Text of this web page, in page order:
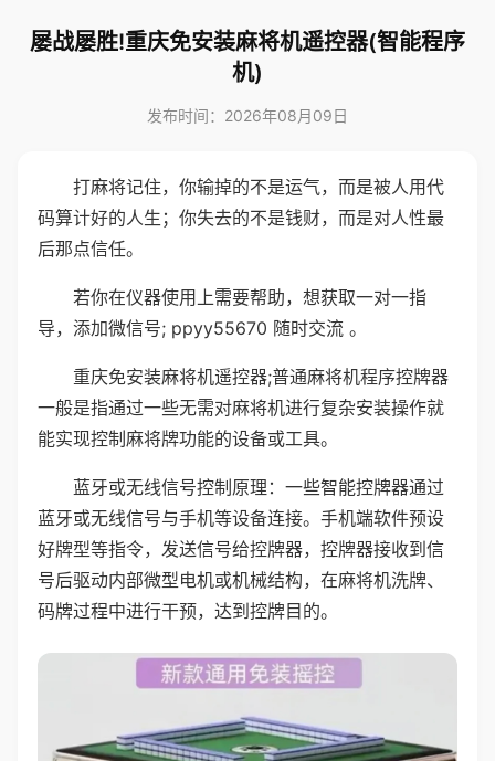
屡战屡胜!重庆免安装麻将机遥控器(智能程序
机)
发布时间：2026年08月09日
打麻将记住，你输掉的不是运气，而是被人用代
码算计好的人生；你失去的不是钱财，而是对人性最
后那点信任。
若你在仪器使用上需要帮助，想获取一对一指
导，添加微信号; ppyy55670 随时交流 。
重庆免安装麻将机遥控器;普通麻将机程序控牌器
一般是指通过一些无需对麻将机进行复杂安装操作就
能实现控制麻将牌功能的设备或工具。
蓝牙或无线信号控制原理：一些智能控牌器通过
蓝牙或无线信号与手机等设备连接。手机端软件预设
好牌型等指令，发送信号给控牌器，控牌器接收到信
号后驱动内部微型电机或机械结构，在麻将机洗牌、
码牌过程中进行干预，达到控牌目的。